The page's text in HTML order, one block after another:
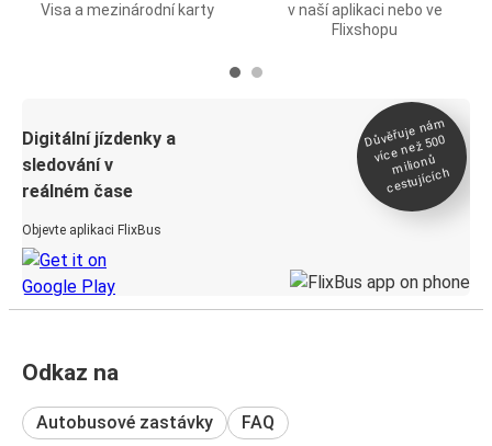
Visa a mezinárodní karty
v naší aplikaci nebo ve
Flixshopu
Digitální jízdenky a
sledování v
reálném čase
Objevte aplikaci FlixBus
Důvěřuje ná
m
více než 500
milionů
cestujících
Odkaz na
Autobusové zastávky FAQ